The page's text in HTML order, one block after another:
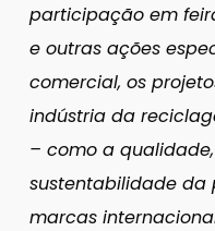
participação em
e outras ações
comercial, os
indústria da
– como a
sustentabilidade da
marcas